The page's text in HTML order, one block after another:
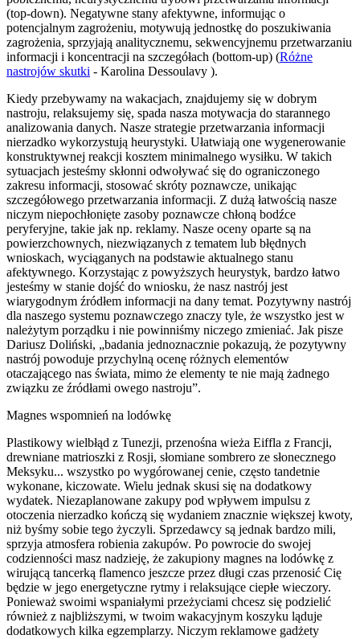
(top-down). Negatywne stany afektywne, informując o
potencjalnym zagrożeniu, motywują jednostkę do poszukiwania
zagrożenia, sprzyjają analitycznemu, sekwencyjnemu przetwarzaniu
informacji i koncentracji na szczegółach (bottom-up) (Różne
nastrojów skutki - Karolina Dessoulavy ).
Kiedy przebywamy na wakacjach, znajdujemy się w dobrym
nastroju, relaksujemy się, spada nasza motywacja do starannego
analizowania danych. Nasze strategie przetwarzania informacji
nierzadko wykorzystują heurystyki. Ułatwiają one wygenerowanie
konstruktywnej reakcji kosztem minimalnego wysiłku. W takich
sytuacjach jesteśmy skłonni odwoływać się do ograniczonego
zakresu informacji, stosować skróty poznawcze, unikając
szczegółowego przetwarzania informacji. Z dużą łatwością nasze
niczym niepochłonięte zasoby poznawcze chłoną bodźce
peryferyjne, takie jak np. reklamy. Nasze oceny oparte są na
powierzchownych, niezwiązanych z tematem lub błędnych
wnioskach, wyciąganych na podstawie aktualnego stanu
afektywnego. Korzystając z powyższych heurystyk, bardzo łatwo
jesteśmy w stanie dojść do wniosku, że nasz nastrój jest
wiarygodnym źródłem informacji na dany temat. Pozytywny nastrój
dla naszego systemu poznawczego znaczy tyle, że wszystko jest w
należytym porządku i nie powinniśmy niczego zmieniać. Jak pisze
Dariusz Doliński, „badania jednoznacznie pokazują, że pozytywny
nastrój powoduje przychylną ocenę różnych elementów
otaczającego nas świata, mimo że elementy te nie mają żadnego
związku ze źródłami owego nastroju”.
Magnes wspomnień na lodówkę
Plastikowy wielbłąd z Tunezji, przenośna wieża Eiffla z Francji,
drewniane matrioszki z Rosji, słomiane sombrero ze słonecznego
Meksyku... wszystko po wygórowanej cenie, często tandetnie
wykonane, kiczowate. Wielu jednak skusi się na dodatkowy
wydatek. Niezaplanowane zakupy pod wpływem impulsu z
otoczenia nierzadko kończą się wydaniem znacznie większej kwoty,
niż byśmy sobie tego życzyli. Sprzedawcy są jednak bardzo mili,
sprzyja atmosfera robienia zakupów. Po powrocie do swojej
codzienności masz nadzieję, że zakupiony magnes na lodówkę z
wirującą tancerką flamenco jeszcze przez długi czas przenosić Cię
będzie w jego energetyczne rytmy i relaksujące ciepłe wieczory.
Ponieważ swoimi wspaniałymi przeżyciami chcesz się podzielić
również z najbliższymi, w twoim wakacyjnym koszyku ląduje
dodatkowych kilka egzemplarzy. Niczym reklamowe gadżety